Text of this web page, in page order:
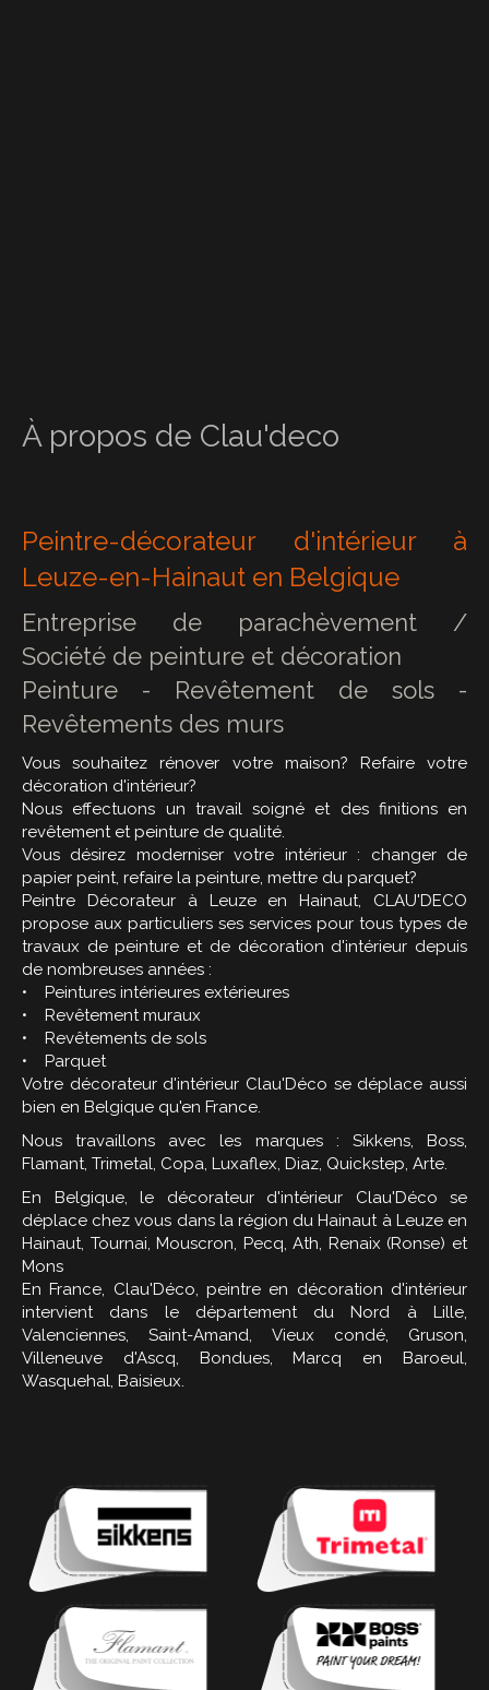
À propos de Clau'deco
Peintre-décorateur d'intérieur à
Leuze-en-Hainaut en Belgique
Entreprise de parachèvement /
Société de peinture et décoration
Peinture - Revêtement de sols -
Revêtements des murs
Vous souhaitez rénover votre maison? Refaire votre
décoration d'intérieur?
Nous effectuons un travail soigné et des finitions en
revêtement et peinture de qualité.
Vous désirez moderniser votre intérieur : changer de
papier peint, refaire la peinture, mettre du parquet?
Peintre Décorateur à Leuze en Hainaut, CLAU'DECO
propose aux particuliers ses services pour tous types de
travaux de peinture et de décoration d'intérieur depuis
de nombreuses années :
• Peintures intérieures extérieures
• Revêtement muraux
• Revêtements de sols
• Parquet
Votre décorateur d'intérieur Clau'Déco se déplace aussi
bien en Belgique qu'en France.
Nous travaillons avec les marques : Sikkens, Boss,
Flamant, Trimetal, Copa, Luxaflex, Diaz, Quickstep, Arte.
En Belgique, le décorateur d'intérieur Clau'Déco se
déplace chez vous dans la région du Hainaut à Leuze en
Hainaut, Tournai, Mouscron, Pecq, Ath, Renaix (Ronse) et
Mons
En France, Clau'Déco, peintre en décoration d'intérieur
intervient dans le département du Nord à Lille,
Valenciennes, Saint-Amand, Vieux condé, Gruson,
Villeneuve d'Ascq, Bondues, Marcq en Baroeul,
Wasquehal, Baisieux.